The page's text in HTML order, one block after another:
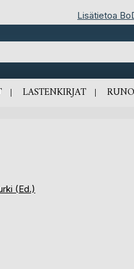
Lisätietoa
LASTENKIRJAT
(Ed.)